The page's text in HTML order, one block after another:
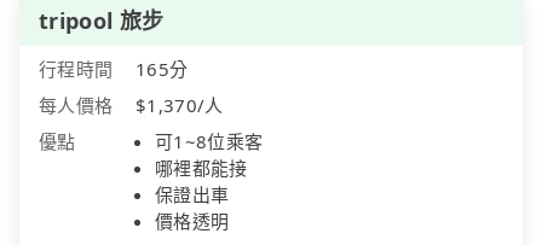
tripool 旅步
行程時間
165分
每人價格
$1,370/人
優點
可1~8位乘客
哪裡都能接
保證出車
價格透明